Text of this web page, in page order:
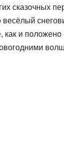
сказочных
весёлый
и